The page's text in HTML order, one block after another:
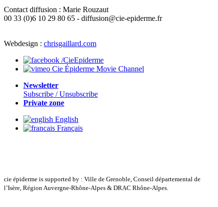
Contact diffusion : Marie Rouzaut
00 33 (0)6 10 29 80 65 - diffusion@cie-epiderme.fr
Webdesign : chrisgaillard.com
/CieEpiderme
Cie Épiderme Movie Channel
Newsletter
Subscribe / Unsubscribe
Private zone
English
Français
cie épiderme is supported by : Ville de Grenoble, Conseil départemental de
l’Isère, Région Auvergne-Rhône-Alpes & DRAC Rhône-Alpes.